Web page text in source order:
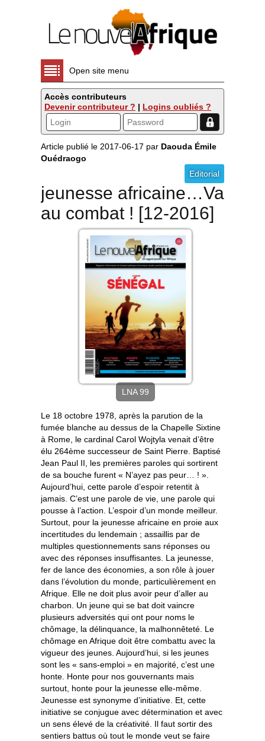
Open site menu
Accès contributeurs
Devenir contributeur ? | Logins oubliés ?
Article publié le 2017-06-17 par Daouda Émile
Ouédraogo
Editorial
jeunesse africaine…Va
au combat ! [12-2016]
LNA 99
Le 18 octobre 1978, après la parution de la
fumée blanche au dessus de la Chapelle Sixtine
à Rome, le cardinal Carol Wojtyla venait d’être
élu 264ème successeur de Saint Pierre. Baptisé
Jean Paul II, les premières paroles qui sortirent
de sa bouche furent « N’ayez pas peur… ! ».
Aujourd’hui, cette parole d’espoir retentit à
jamais. C’est une parole de vie, une parole qui
pousse à l’action. L’espoir d’un monde meilleur.
Surtout, pour la jeunesse africaine en proie aux
incertitudes du lendemain ; assaillis par de
multiples questionnements sans réponses ou
avec des réponses insuffisantes. La jeunesse,
fer de lance des économies, a son rôle à jouer
dans l’évolution du monde, particulièrement en
Afrique. Elle ne doit plus avoir peur d’aller au
charbon. Un jeune qui se bat doit vaincre
plusieurs adversités qui ont pour noms le
chômage, la délinquance, la malhonnêteté. Le
chômage en Afrique doit être combattu avec la
vigueur des jeunes. Aujourd’hui, si les jeunes
sont les « sans-emploi » en majorité, c’est une
honte. Honte pour nos gouvernants mais
surtout, honte pour la jeunesse elle-même.
Jeunesse est synonyme d’initiative. Et, cette
initiative se conjugue avec détermination et avec
un sens élevé de la créativité. Il faut sortir des
sentiers battus où tout le monde veut se faire